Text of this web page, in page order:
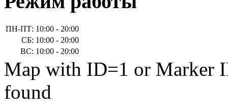
ПН-ПТ: 10:00 - 20:00
СБ: 10:00 - 20:00
ВС: 10:00 - 20:00
Map with ID=1 or Marker
found